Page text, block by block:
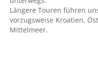
Längere Touren führen
vorzugsweise Kroatien,
Mittelmeer.